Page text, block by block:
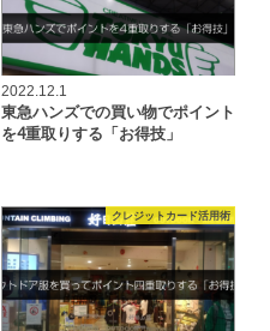
2022.12.1
東急ハンズでの買い物でポイント
を4重取りする「お得技」
クレジットカード活用術